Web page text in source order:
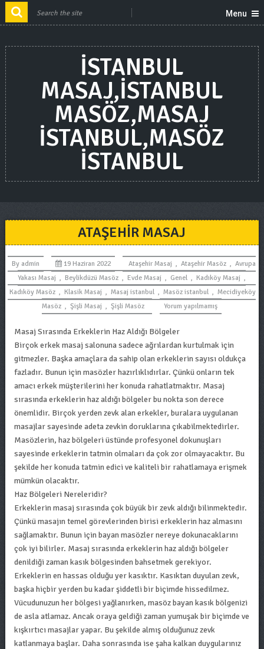
Menu
ISTANBUL
MASAJ,ISTANBUL
MASÖZ,MASAJ
ISTANBUL,MASÖZ
ISTANBUL
ATAŞEHIR MASAJ
By admin 19 Haziran 2022 Ataşehir Masaj , Ataşehir Masöz , Avrupa
Yakası Masaj , Beylikdüzü Masöz , Evde Masaj , Genel , Kadıköy Masaj ,
Kadıköy Masöz , Klasik Masaj , Masaj istanbul , Masöz istanbul , Mecidiyeköy
Masöz , Şişli Masaj , Şişli Masöz Yorum yapılmamış
Masaj Sırasında Erkeklerin Haz Aldığı Bölgeler
Birçok erkek masaj salonuna sadece ağrılardan kurtulmak için
gitmezler. Başka amaçlara da sahip olan erkeklerin sayısı oldukça
fazladır. Bunun için masözler hazırlıklıdırlar. Çünkü onların tek
amacı erkek müşterilerini her konuda rahatlatmaktır. Masaj
sırasında erkeklerin haz aldığı bölgeler bu nokta son derece
önemlidir. Birçok yerden zevk alan erkekler, buralara uygulanan
masajlar sayesinde adeta zevkin doruklarına çıkabilmektedirler.
Masözlerin, haz bölgeleri üstünde profesyonel dokunuşları
sayesinde erkeklerin tatmin olmaları da çok zor olmayacaktır. Bu
şekilde her konuda tatmin edici ve kaliteli bir rahatlamaya erişmek
mümkün olacaktır.
Haz Bölgeleri Nereleridir?
Erkeklerin masaj sırasında çok büyük bir zevk aldığı bilinmektedir.
Çünkü masajın temel görevlerinden birisi erkeklerin haz almasını
sağlamaktır. Bunun için bayan masözler nereye dokunacaklarını
çok iyi bilirler. Masaj sırasında erkeklerin haz aldığı bölgeler
denildiği zaman kasık bölgesinden bahsetmek gerekiyor.
Erkeklerin en hassas olduğu yer kasıktır. Kasıktan duyulan zevk,
başka hiçbir yerden bu kadar şiddetli bir biçimde hissedilmez.
Vücudunuzun her bölgesi yağlanırken, masöz bayan kasık bölgenizi
de asla atlamaz. Ancak oraya geldiği zaman yumuşak bir biçimde ve
kışkırtıcı masajlar yapar. Bu şekilde almış olduğunuz zevk
katlanmaya başlar. Daha sonrasında ise şaha kalkan duygularınız